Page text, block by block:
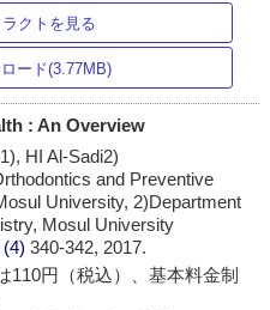
クトを見る
ード(3.77MB)
: An Overview
HI Al-Sadi2)
and Preventive
University, 2)Department
Mosul University
(4)340-342, 2017.
110円（税込）、基本料金制